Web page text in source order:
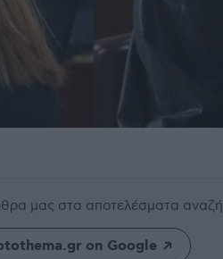
μας στα αποτελέσματα
on Google